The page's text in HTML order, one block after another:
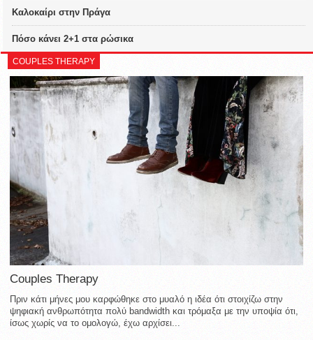
Καλοκαίρι στην Πράγα
Πόσο κάνει 2+1 στα ρώσικα
COUPLES THERAPY
Couples Therapy
Πριν κάτι μήνες μου καρφώθηκε στο μυαλό η ιδέα ότι στοιχίζω στην
ψηφιακή ανθρωπότητα πολύ bandwidth και τρόμαξα με την υποψία ότι,
ίσως χωρίς να το ομολογώ, έχω αρχίσει...